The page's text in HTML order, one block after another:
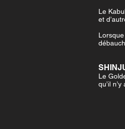
Le
et
Le
qu’il